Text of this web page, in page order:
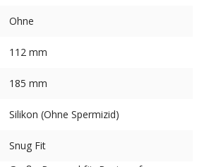
Ohne
112 mm
185 mm
Silikon (Ohne Spermizid)
Snug Fit